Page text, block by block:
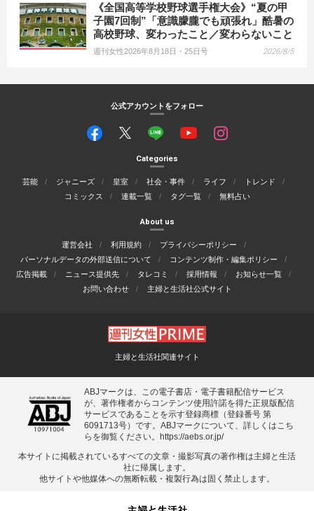
《全国高等学校野球選手権大会》“夏の甲
子園7回制”「意識朦朧でも頑張れ」酷暑の
高校野球、変わったこと／変わらないこと
週刊女性2026年8月18日・25日号 2026/8/5
公式アカウントをフォロー
Categories
芸能 ジャニーズ 皇室 社会・事件 ライフ
トレンド
コミックス
連載一覧 タグ一覧 無料占い
About us
運営会社 利用規約
プライバシーポリシー
パーソナルデータの外部送信について
コンテンツ制作・編集ポリシー
広告掲載
ニュース提供先 タレコミ 採用情報
お知らせ一覧
お問い合わせ
主婦と生活社公式サイト
主婦と生活社関連サイト
ABJマークは、この電子書店・電子書籍配信サービス
が、著作権者からコンテンツ使用許諾を得た正規版配信
サービスであることを示す登録商標（登録番号 第
6091713号）です。ABJマークについて、詳しくはこち
らを御覧ください。 https://aebs.or.jp/
本サイトに掲載されているすべての⽂章・撮影写真の著作権は主婦と⽣活
社に帰属します。
他サイトや他媒体への無断転載・複製⾏為は固く禁⽌します。